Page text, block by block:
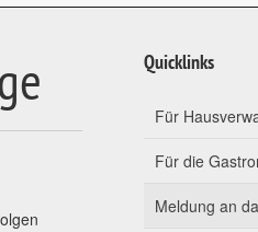
Quicklinks
Für
Für die
Meldung an